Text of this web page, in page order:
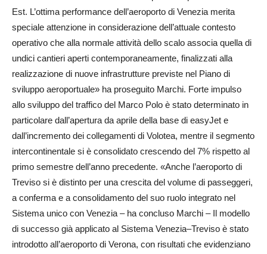
Est. L’ottima performance dell’aeroporto di Venezia merita
speciale attenzione in considerazione dell’attuale contesto
operativo che alla normale attività dello scalo associa quella di
undici cantieri aperti contemporaneamente, finalizzati alla
realizzazione di nuove infrastrutture previste nel Piano di
sviluppo aeroportuale» ha proseguito Marchi. Forte impulso
allo sviluppo del traffico del Marco Polo è stato determinato in
particolare dall’apertura da aprile della base di easyJet e
dall’incremento dei collegamenti di Volotea, mentre il segmento
intercontinentale si è consolidato crescendo del 7% rispetto al
primo semestre dell’anno precedente. «Anche l’aeroporto di
Treviso si è distinto per una crescita del volume di passeggeri,
a conferma e a consolidamento del suo ruolo integrato nel
Sistema unico con Venezia – ha concluso Marchi – Il modello
di successo già applicato al Sistema Venezia–Treviso è stato
introdotto all’aeroporto di Verona, con risultati che evidenziano